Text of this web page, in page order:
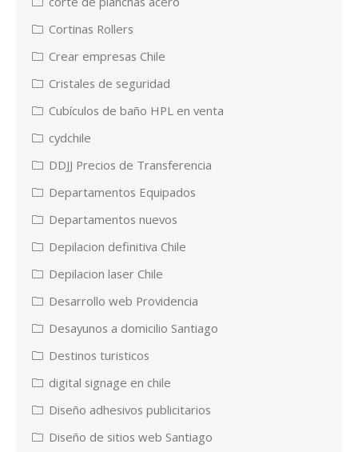
Cortinas Rollers
Crear empresas Chile
Cristales de seguridad
Cubículos de baño HPL en venta
cydchile
DDJJ Precios de Transferencia
Departamentos Equipados
Departamentos nuevos
Depilacion definitiva Chile
Depilacion laser Chile
Desarrollo web Providencia
Desayunos a domicilio Santiago
Destinos turisticos
digital signage en chile
Diseño adhesivos publicitarios
Diseño de sitios web Santiago